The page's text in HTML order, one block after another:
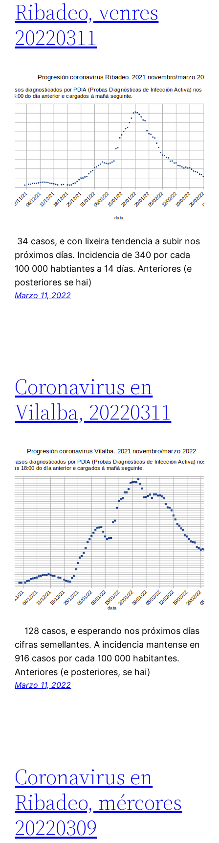
Ribadeo, venres
20220311
34 casos, e con lixeira tendencia a subir nos
próximos días. Incidencia de 340 por cada
100 000 habtiantes a 14 días. Anteriores (e
posteriores se hai)
Marzo 11, 2022
Coronavirus en
Vilalba, 20220311
128 casos, e esperando nos próximos días
cifras semellantes. A incidencia mantense en
916 casos por cada 100 000 habitantes.
Anteriores (e posteriores, se hai)
Marzo 11, 2022
Coronavirus en
Ribadeo, mércores
20220309